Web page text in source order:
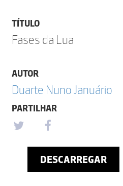
TÍTULO
Fases da Lua
AUTOR
Duarte Nuno Januário
PARTILHAR
DESCARREGAR